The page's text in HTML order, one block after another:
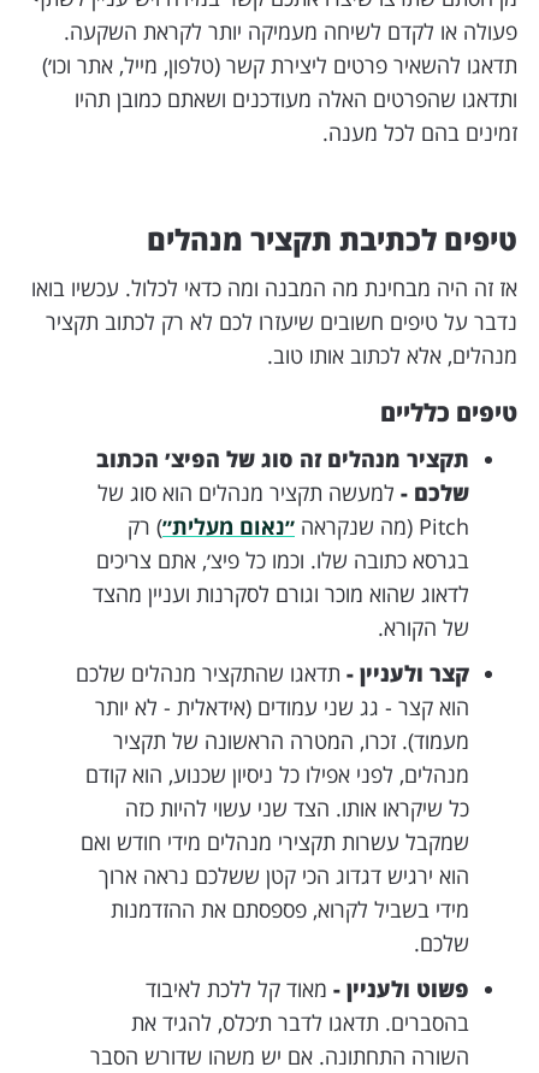
פעולה או לקדם לשיחה מעמיקה יותר לקראת השקעה.
תדאגו להשאיר פרטים ליצירת קשר (טלפון, מייל, אתר וכו׳)
ותדאגו שהפרטים האלה מעודכנים ושאתם כמובן תהיו
זמינים בהם לכל מענה.
טיפים לכתיבת תקציר מנהלים
אז זה היה מבחינת מה המבנה ומה כדאי לכלול. עכשיו בואו
נדבר על טיפים חשובים שיעזרו לכם לא רק לכתוב תקציר
מנהלים, אלא לכתוב אותו טוב.
טיפים כלליים
תקציר מנהלים זה סוג של הפיצ׳ הכתוב
שלכם - למעשה תקציר מנהלים הוא סוג של
Pitch (מה שנקראה
״נאום מעלית״) רק
בגרסא כתובה שלו. וכמו כל פיצ׳, אתם צריכים
לדאוג שהוא מוכר וגורם לסקרנות ועניין מהצד
של הקורא.
קצר ולעניין - תדאגו שהתקציר מנהלים שלכם
הוא קצר - גג שני עמודים (אידאלית - לא יותר
מעמוד). זכרו, המטרה הראשונה של תקציר
מנהלים, לפני אפילו כל ניסיון שכנוע, הוא קודם
כל שיקראו אותו. הצד שני עשוי להיות כזה
שמקבל עשרות תקצירי מנהלים מידי חודש ואם
הוא ירגיש דגדוג הכי קטן ששלכם נראה ארוך
מידי בשביל לקרוא, פספסתם את ההזדמנות
שלכם.
פשוט ולעניין - מאוד קל ללכת לאיבוד
בהסברים. תדאגו לדבר ת׳כלס, להגיד את
השורה התחתונה. אם יש משהו שדורש הסבר